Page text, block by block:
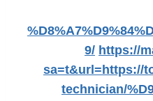
9/ https://
sa=t&url=https://
technician/